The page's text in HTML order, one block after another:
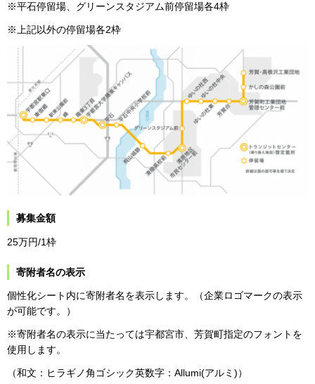
※平石停留場、グリーンスタジアム前停留場各4枠
※上記以外の停留場各2枠
募集金額
25万円/1枠
寄附者名の表示
個性化シート内に寄附者名を表示します。（企業ロゴマークの表示
が可能です。）
※寄附者名の表示に当たっては宇都宮市、芳賀町指定のフォントを
使用します。
（和文：ヒラギノ角ゴシック英数字：Allumi(アルミ)）